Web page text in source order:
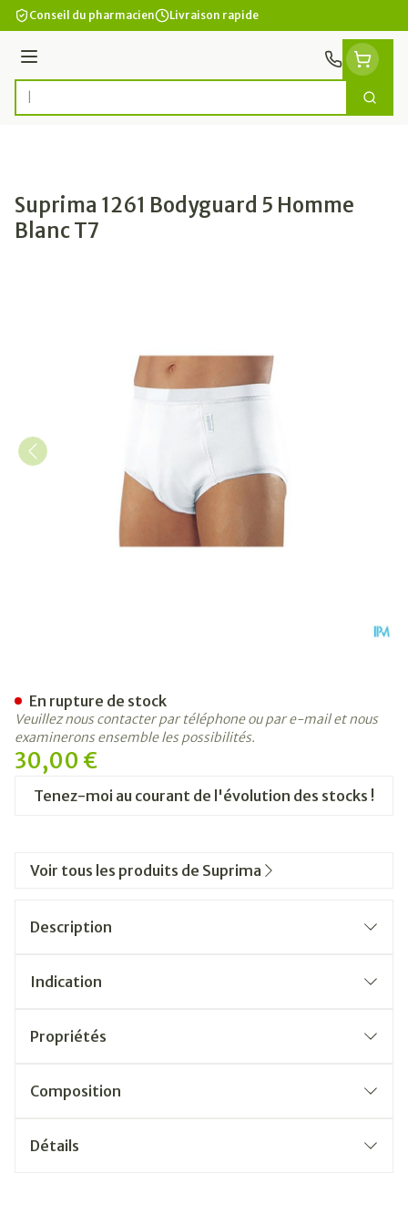
Aller au contenu
Conseil du pharmacien Livraison rapide
Menu
Rechercher
Suprima 1261 Bodyguard 5 Homme
Blanc T7
30,00 €
Tenez-moi au courant de l'évolution des stocks !
En rupture de stock
Veuillez nous contacter par téléphone ou par e-mail et nous
examinerons ensemble les possibilités.
Voir tous les produits de Suprima
Description
Indication
Propriétés
Composition
Détails